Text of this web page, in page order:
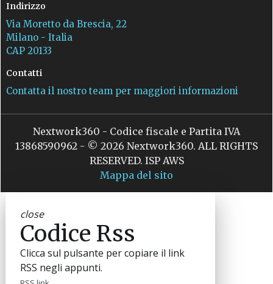
Indirizzo
Via Moretto da Brescia, 22
Milano - Italia
CAP 20133
Contatti
Contatta il nostro team per maggiori informazioni
Nextwork360 - Codice fiscale e Partita IVA
13868590962 - © 2026 Nextwork360. ALL RIGHTS
RESERVED. ISP AWS
Mappa del sito
close
Codice Rss
Clicca sul pulsante per copiare il link
RSS negli appunti.